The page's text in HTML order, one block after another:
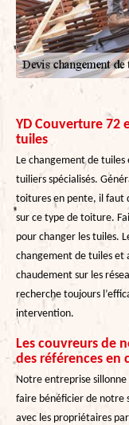
YD Couverture 72
tuiles
Le changement de
tuiliers spécialisés.
toitures en pente, il faut
sur ce type de toiture.
pour changer les tuiles.
changement de tuiles et
chaudement sur les
recherche toujours
intervention.
Les couvreurs de
des références en
Notre entreprise
faire bénéficier de notre
avec les propriétaires